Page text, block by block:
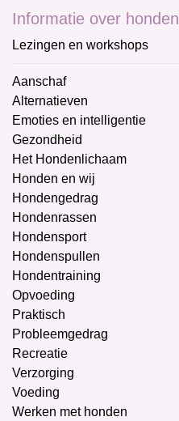
Informatie over honden
Lezingen en workshops
Aanschaf
Alternatieven
Emoties en intelligentie
Gezondheid
Het Hondenlichaam
Honden en wij
Hondengedrag
Hondenrassen
Hondensport
Hondenspullen
Hondentraining
Opvoeding
Praktisch
Probleemgedrag
Recreatie
Verzorging
Voeding
Werken met honden